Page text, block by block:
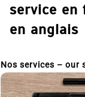
service en
en anglais
Nos services – our